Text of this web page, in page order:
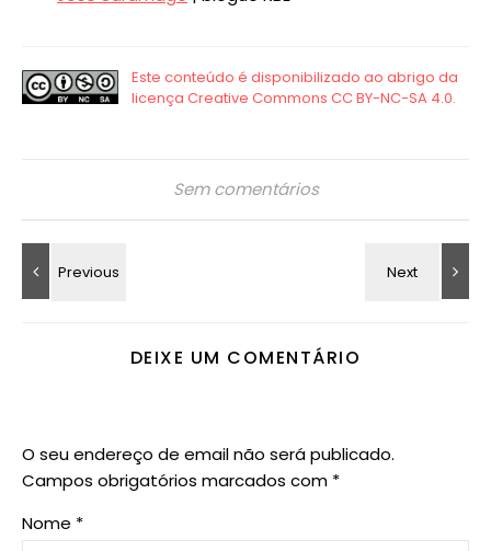
Sem comentários
DEIXE UM COMENTÁRIO
O seu endereço de email não será publicado.
Campos obrigatórios marcados com *
Nome *